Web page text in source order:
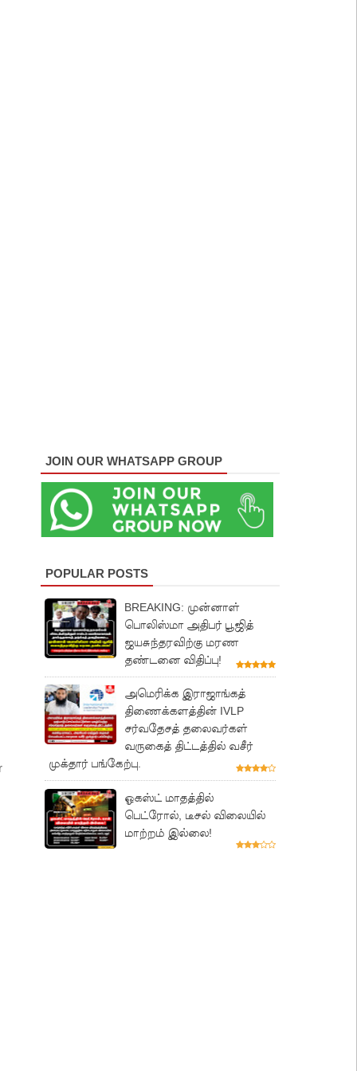
JOIN OUR WHATSAPP GROUP
POPULAR POSTS
BREAKING: முன்னாள்
பொலிஸ்மா அதிபர் பூஜித்
ஜயசுந்தரவிற்கு மரண
தண்டனை விதிப்பு!
அமெரிக்க இராஜாங்கத்
திணைக்களத்தின் IVLP
சர்வதேசத் தலைவர்கள்
வருகைத் திட்டத்தில் வசீர்
முக்தார் பங்கேற்பு.
ஓகஸ்ட் மாதத்தில்
பெட்ரோல், டீசல் விலையில்
மாற்றம் இல்லை!